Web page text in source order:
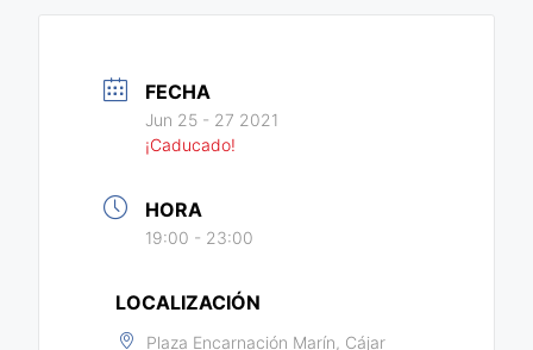
FECHA
Jun 25 - 27 2021
¡Caducado!
HORA
19:00 - 23:00
LOCALIZACIÓN
Plaza Encarnación Marín, Cájar